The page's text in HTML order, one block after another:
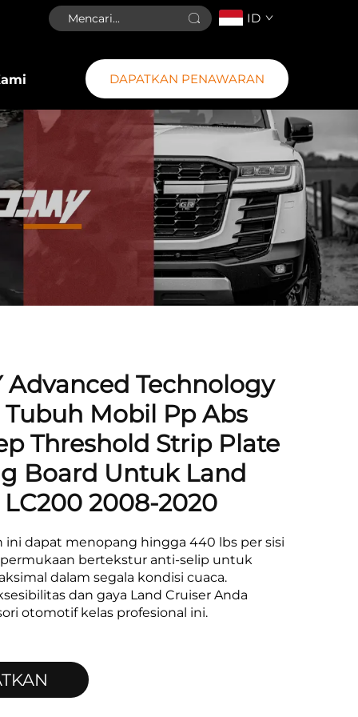
ID
DAPATKAN PENAWARAN
Advanced Technology
Mobil Pp Abs
Threshold Strip Plate
Board Untuk Land
2008-2020
ini dapat menopang hingga 440 lbs per sisi
bertekstur anti-selip untuk
dalam segala kondisi cuaca.
dan gaya Land Cruiser Anda
otomotif kelas profesional ini.